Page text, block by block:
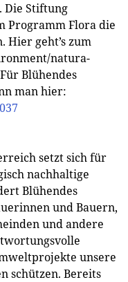
Die Stiftung
Programm Flora die
Hier geht’s zum
natura-
Blühendes
man hier:
setzt sich für
nachhaltige
Blühendes
und Bauern,
und andere
unsere
schützen. Bereits